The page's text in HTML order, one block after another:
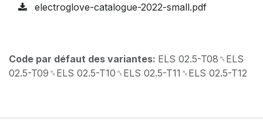
electroglove-catalogue-2022-small.pdf
Code par défaut des variantes: ELS 02.5-T08␞ELS
02.5-T09␞ELS 02.5-T10␞ELS 02.5-T11␞ELS 02.5-T12